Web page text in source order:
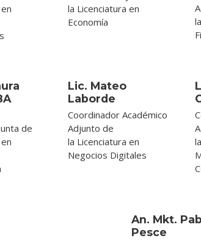
la Licenciatura en
Economía
de
Lic. Mateo
Laborde
Coordinador Académico
Adjunto de
la Licenciatura en
Negocios Digitales
An. Mkt.
Pesce